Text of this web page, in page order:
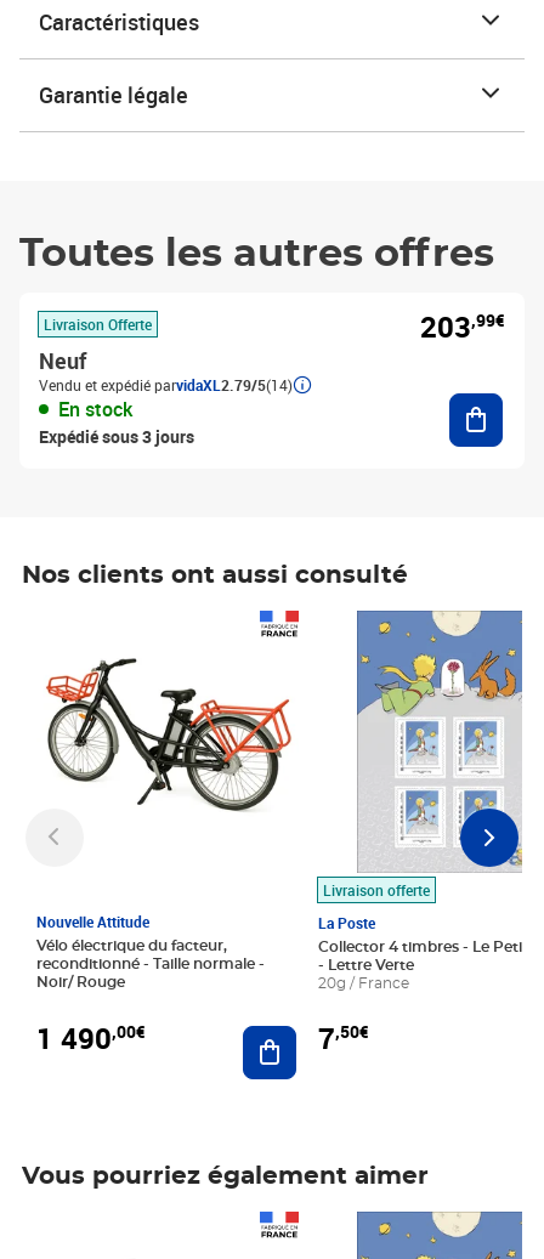
Caractéristiques
Garantie légale
Toutes les autres offres
Livraison Offerte
Neuf
Vendu et expédié parvidaXL 2.79/5(14)
En stock
Expédié sous 3 jours
203,99€
Nos clients ont aussi consulté
Nouvelle Attitude
Vélo électrique du facteur,
reconditionné - Taille normale -
Noir/ Rouge
1 490,00€ Ajouter au panier
Livraison offerte
La Poste
Collector 4 timbres - Le Petit
- Lettre Verte
20g / France
7,50€
Prix 7,50€
Vous pourriez également aimer
Prix 7,50€